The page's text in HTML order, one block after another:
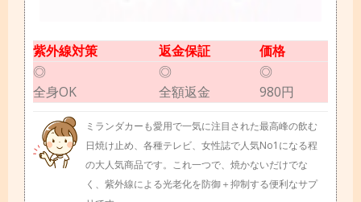
紫外線対策 返金保証
価格
◎
全身OK
◎
全額返金
◎
980円
ミランダカーも愛用で一気に注目された最高峰の飲む
日焼け止め、各種テレビ、女性誌で人気No1になる程
の大人気商品です。これ一つで、焼かないだけでな
く、紫外線による光老化を防御＋抑制する便利なサプ